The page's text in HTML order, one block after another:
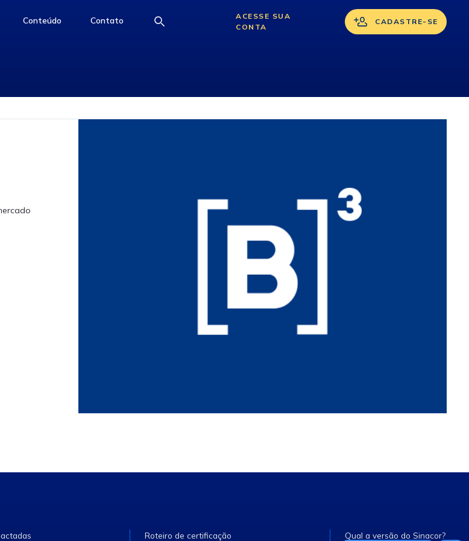
access-the-page
Conteúdo access-the-page
Contato
ACESSE SUA
CONTA
CADASTRE-SE
Roteiro de certificação Qual a versão do Sinacor?